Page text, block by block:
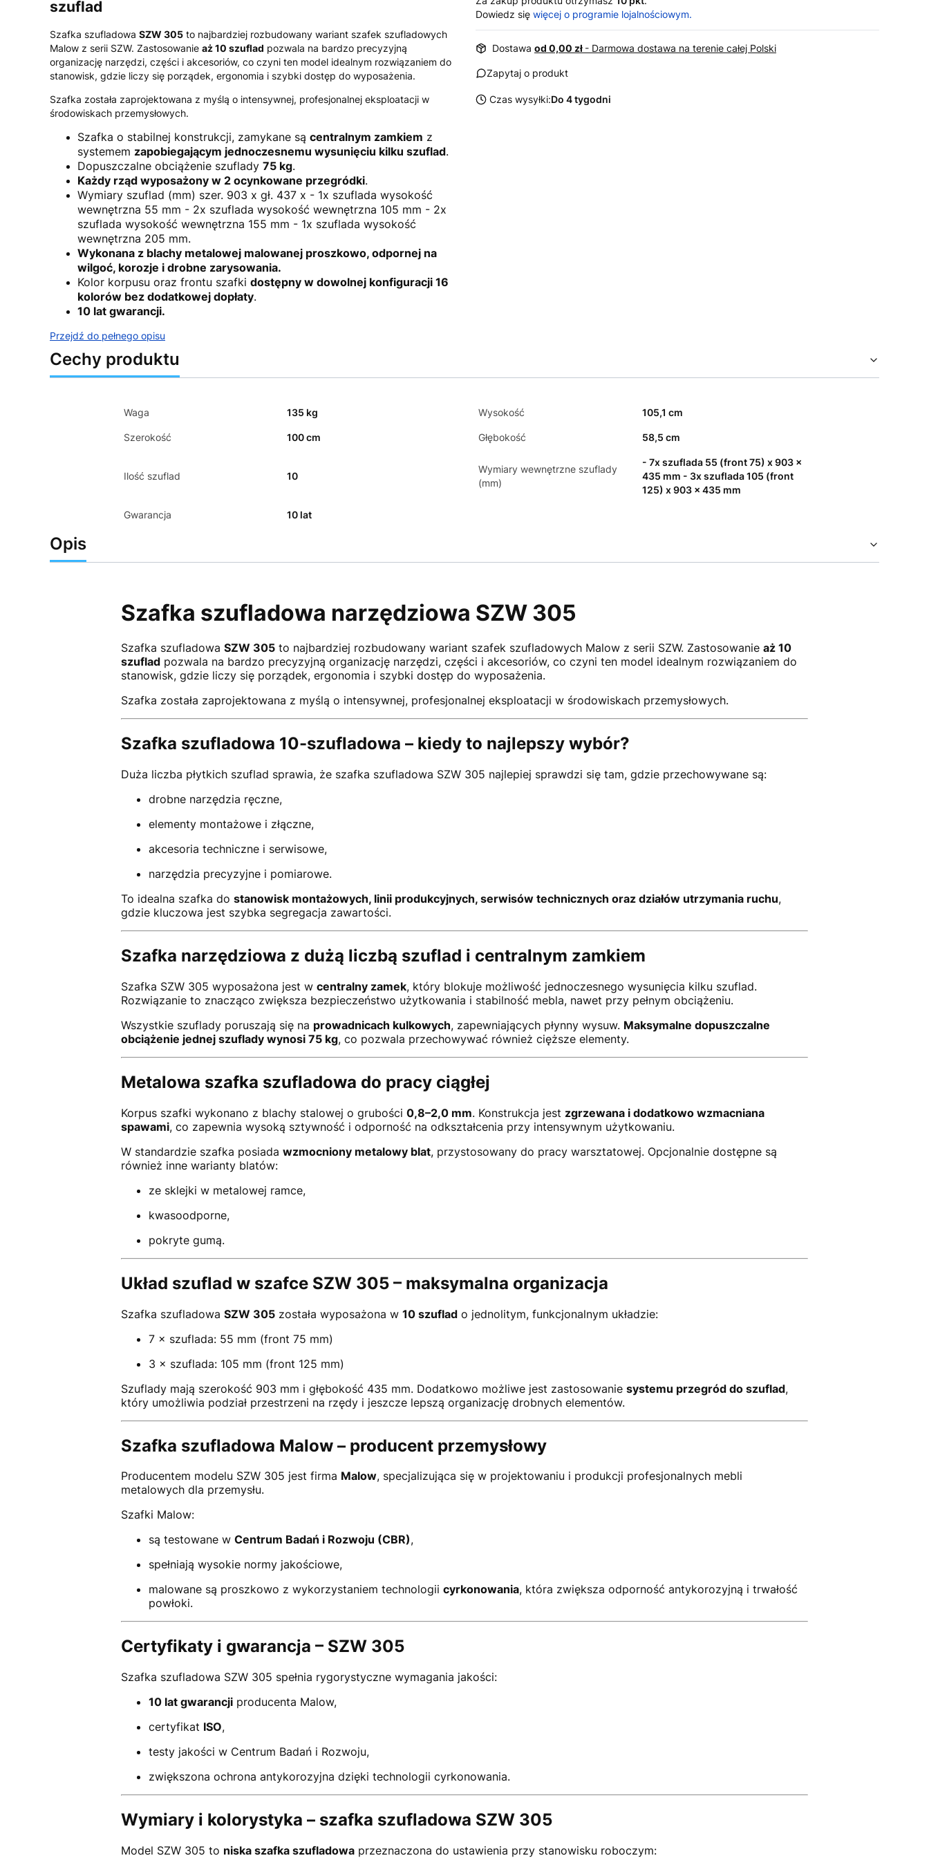
szuflad
Szafka szufladowa SZW 305 to najbardziej rozbudowany wariant szafek szufladowych
Malow z serii SZW. Zastosowanie aż 10 szuflad pozwala na bardzo precyzyjną
organizację narzędzi, części i akcesoriów, co czyni ten model idealnym rozwiązaniem do
stanowisk, gdzie liczy się porządek, ergonomia i szybki dostęp do wyposażenia.
Szafka została zaprojektowana z myślą o intensywnej, profesjonalnej eksploatacji w
środowiskach przemysłowych.
Szafka o stabilnej konstrukcji, zamykane są centralnym zamkiem z
systemem zapobiegającym jednoczesnemu wysunięciu kilku szuflad.
Dopuszczalne obciążenie szuflady 75 kg.
Każdy rząd wyposażony w 2 ocynkowane przegródki.
Wymiary szuflad (mm) szer. 903 x gł. 437 x - 1x szuflada wysokość
wewnętrzna 55 mm - 2x szuflada wysokość wewnętrzna 105 mm - 2x
szuflada wysokość wewnętrzna 155 mm - 1x szuflada wysokość
wewnętrzna 205 mm.
Wykonana z blachy metalowej malowanej proszkowo, odpornej na
wilgoć, korozje i drobne zarysowania.
Kolor korpusu oraz frontu szafki dostępny w dowolnej konfiguracji 16
kolorów bez dodatkowej dopłaty.
10 lat gwarancji.
Przejdź do pełnego opisu
Dowiedz się więcej o programie lojalnościowym.
Dostawa od 0,00 zł - Darmowa dostawa na terenie całej Polski
Zapytaj o produkt
Czas wysyłki:Do 4 tygodni
Cechy produktu
Waga 135 kg Wysokość 105,1 cm
Szerokość 100 cm Głębokość 58,5 cm
Ilość szuflad 10
Wymiary wewnętrzne szuflady
(mm)
- 7x szuflada 55 (front 75) x 903 x
435 mm - 3x szuflada 105 (front
125) x 903 x 435 mm
Gwarancja 10 lat
Opis
Szafka szufladowa narzędziowa SZW 305
Szafka szufladowa SZW 305to najbardziej rozbudowany wariant szafek szufladowych Malow z serii SZW. Zastosowanie aż 10
szufladpozwala na bardzo precyzyjną organizację narzędzi, części i akcesoriów, co czyni ten model idealnym rozwiązaniem do
stanowisk, gdzie liczy się porządek, ergonomia i szybki dostęp do wyposażenia.
Szafka została zaprojektowana z myślą o intensywnej, profesjonalnej eksploatacji w środowiskach przemysłowych.
Szafka szufladowa 10-szufladowa – kiedy to najlepszy wybór?
Duża liczba płytkich szuflad sprawia, że szafka szufladowa SZW 305 najlepiej sprawdzi się tam, gdzie przechowywane są:
drobne narzędzia ręczne,
elementy montażowe i złączne,
akcesoria techniczne i serwisowe,
narzędzia precyzyjne i pomiarowe.
To idealna szafka do stanowisk montażowych, linii produkcyjnych, serwisów technicznych oraz działów utrzymania ruchu,
gdzie kluczowa jest szybka segregacja zawartości.
Szafka narzędziowa z dużą liczbą szuflad i centralnym zamkiem
Szafka SZW 305 wyposażona jest w centralny zamek, który blokuje możliwość jednoczesnego wysunięcia kilku szuflad.
Rozwiązanie to znacząco zwiększa bezpieczeństwo użytkowania i stabilność mebla, nawet przy pełnym obciążeniu.
Wszystkie szuflady poruszają się na prowadnicach kulkowych, zapewniających płynny wysuw. Maksymalne dopuszczalne
obciążenie jednej szuflady wynosi 75 kg, co pozwala przechowywać również cięższe elementy.
Metalowa szafka szufladowa do pracy ciągłej
Korpus szafki wykonano z blachy stalowej o grubości 0,8–2,0 mm. Konstrukcja jest zgrzewana i dodatkowo wzmacniana
spawami, co zapewnia wysoką sztywność i odporność na odkształcenia przy intensywnym użytkowaniu.
W standardzie szafka posiada wzmocniony metalowy blat, przystosowany do pracy warsztatowej. Opcjonalnie dostępne są
również inne warianty blatów:
ze sklejki w metalowej ramce,
kwasoodporne,
pokryte gumą.
Układ szuflad w szafce SZW 305 – maksymalna organizacja
Szafka szufladowa SZW 305została wyposażona w 10 szuflado jednolitym, funkcjonalnym układzie:
7 × szuflada: 55 mm (front 75 mm)
3 × szuflada: 105 mm (front 125 mm)
Szuflady mają szerokość 903 mm i głębokość 435 mm. Dodatkowo możliwe jest zastosowanie systemu przegród do szuflad,
który umożliwia podział przestrzeni na rzędy i jeszcze lepszą organizację drobnych elementów.
Szafka szufladowa Malow – producent przemysłowy
Producentem modelu SZW 305 jest firma Malow, specjalizująca się w projektowaniu i produkcji profesjonalnych mebli
metalowych dla przemysłu.
Szafki Malow:
są testowane w Centrum Badań i Rozwoju (CBR),
spełniają wysokie normy jakościowe,
malowane są proszkowo z wykorzystaniem technologii cyrkonowania, która zwiększa odporność antykorozyjną i trwałość
powłoki.
Certyfikaty i gwarancja – SZW 305
Szafka szufladowa SZW 305 spełnia rygorystyczne wymagania jakości:
10 lat gwarancjiproducenta Malow,
certyfikat ISO,
testy jakości w Centrum Badań i Rozwoju,
zwiększona ochrona antykorozyjna dzięki technologii cyrkonowania.
Wymiary i kolorystyka – szafka szufladowa SZW 305
Model SZW 305 to niska szafka szufladowaprzeznaczona do ustawienia przy stanowisku roboczym: